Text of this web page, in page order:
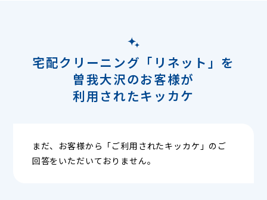
宅配クリーニング「リネット」を
曽我大沢のお客様が
利用されたキッカケ
まだ、お客様から「ご利用されたキッカケ」のご
回答をいただいておりません。